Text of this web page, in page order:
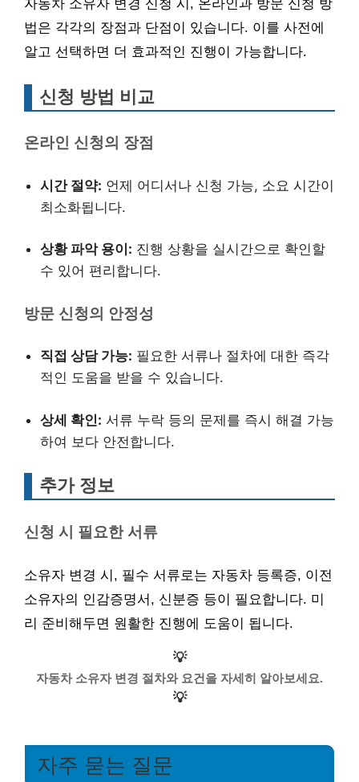
자동차 소유자 변경 신청 시, 온라인과 방문 신청 방
법은 각각의 장점과 단점이 있습니다. 이를 사전에
알고 선택하면 더 효과적인 진행이 가능합니다.
신청 방법 비교
온라인 신청의 장점
시간 절약: 언제 어디서나 신청 가능, 소요 시간이
최소화됩니다.
상황 파악 용이: 진행 상황을 실시간으로 확인할
수 있어 편리합니다.
방문 신청의 안정성
직접 상담 가능: 필요한 서류나 절차에 대한 즉각
적인 도움을 받을 수 있습니다.
상세 확인: 서류 누락 등의 문제를 즉시 해결 가능
하여 보다 안전합니다.
추가 정보
신청 시 필요한 서류
소유자 변경 시, 필수 서류로는 자동차 등록증, 이전
소유자의 인감증명서, 신분증 등이 필요합니다. 미
리 준비해두면 원활한 진행에 도움이 됩니다.
💡
자동차 소유자 변경 절차와 요건을 자세히 알아보세요.
💡
자주 묻는 질문